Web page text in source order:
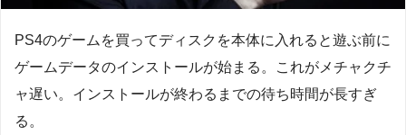
PS4のゲームを買ってディスクを本体に入れると遊ぶ前に
ゲームデータのインストールが始まる。これがメチャクチ
ャ遅い。インストールが終わるまでの待ち時間が長すぎ
る。